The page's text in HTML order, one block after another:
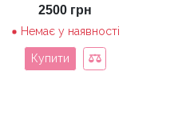
2500 грн
Немає у наявності
Купити